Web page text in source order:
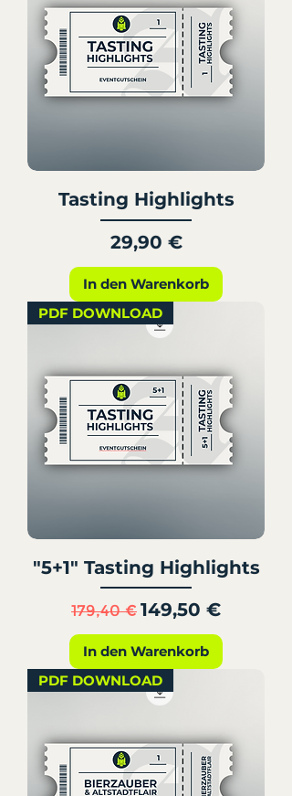
Tasting Highlights
Preis
29,90 €
In den Warenkorb
PDF DOWNLOAD
"5+1" Tasting Highlights
Standardpreis
179,40 € Sale-Preis
149,50 €
In den Warenkorb
PDF DOWNLOAD